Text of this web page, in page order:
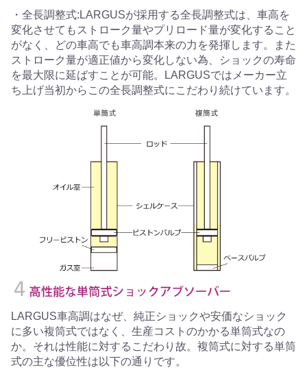
・全長調整式:LARGUSが採用する全長調整式は、車高を
変化させてもストローク量やプリロード量が変化すること
がなく、どの車高でも車高調本来の力を発揮します。また
ストローク量が適正値から変化しない為、ショックの寿命
を最大限に延ばすことが可能。LARGUSではメーカー立
ち上げ当初からこの全長調整式にこだわり続けています。
LARGUS車高調はなぜ、純正ショックや安価なショック
に多い複筒式ではなく、生産コストのかかる単筒式なの
か。それは性能に対するこだわり故。複筒式に対する単筒
式の主な優位性は以下の通りです。